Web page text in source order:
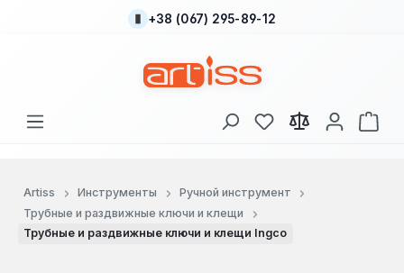
Перейти к основному содержанию
+38 (067) 295-89-12
У вас есть товары
В
Artiss Инструменты
Ручной инструмент
Трубные и раздвижные ключи и клещи
Трубные и раздвижные ключи и клещи Ingco